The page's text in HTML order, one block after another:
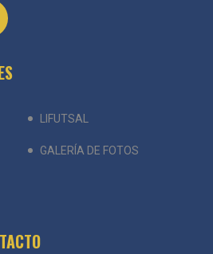
LIFUTSAL
GALERÍA DE FOTOS